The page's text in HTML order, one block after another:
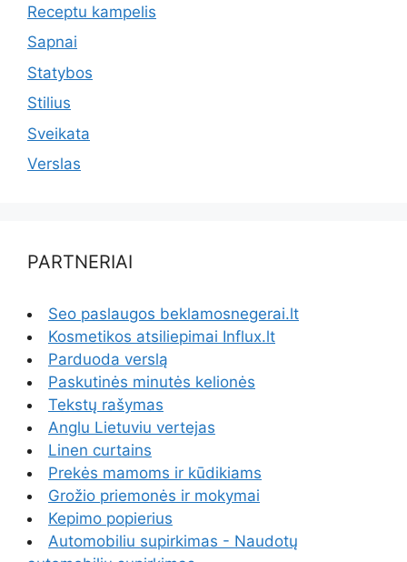
Receptu kampelis
Sapnai
Statybos
Stilius
Sveikata
Verslas
PARTNERIAI
Seo paslaugos beklamosnegerai.lt
Kosmetikos atsiliepimai Influx.lt
Parduoda verslą
Paskutinės minutės kelionės
Tekstų rašymas
Anglu Lietuviu vertejas
Linen curtains
Prekės mamoms ir kūdikiams
Grožio priemonės ir mokymai
Kepimo popierius
Automobiliu supirkimas - Naudotų